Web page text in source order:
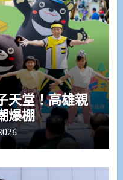
天堂！高雄親
爆棚